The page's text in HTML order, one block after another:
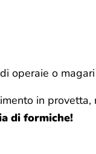
operaie o
in provetta,
di formiche!